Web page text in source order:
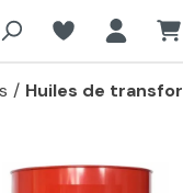
/ Huiles de